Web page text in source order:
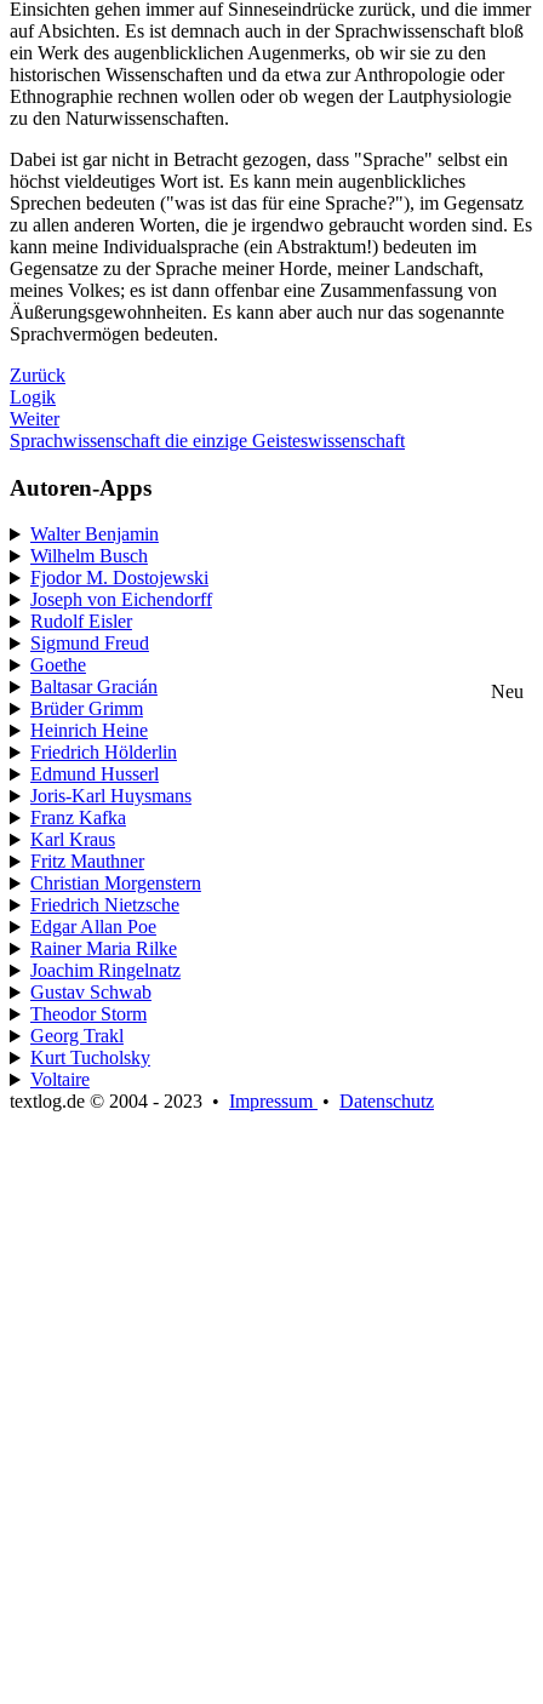
Einsichten gehen immer auf Sinneseindrücke zurück, und die immer
auf Absichten. Es ist demnach auch in der Sprachwissenschaft bloß
ein Werk des augenblicklichen Augenmerks, ob wir sie zu den
historischen Wissenschaften und da etwa zur Anthropologie oder
Ethnographie rechnen wollen oder ob wegen der Lautphysiologie
zu den Naturwissenschaften.
Dabei ist gar nicht in Betracht gezogen, dass "Sprache" selbst ein
höchst vieldeutiges Wort ist. Es kann mein augenblickliches
Sprechen bedeuten ("was ist das für eine Sprache?"), im Gegensatz
zu allen anderen Worten, die je irgendwo gebraucht worden sind. Es
kann meine Individualsprache (ein Abstraktum!) bedeuten im
Gegensatze zu der Sprache meiner Horde, meiner Landschaft,
meines Volkes; es ist dann offenbar eine Zusammenfassung von
Äußerungsgewohnheiten. Es kann aber auch nur das sogenannte
Sprachvermögen bedeuten.
Zurück
Logik
Weiter
Sprachwissenschaft die einzige Geisteswissenschaft
Autoren-Apps
Walter Benjamin
Wilhelm Busch
Fjodor M. Dostojewski
Joseph von Eichendorff
Rudolf Eisler
Sigmund Freud
Goethe
Baltasar Gracián
Neu
Brüder Grimm
Heinrich Heine
Friedrich Hölderlin
Edmund Husserl
Joris-Karl Huysmans
Franz Kafka
Karl Kraus
Fritz Mauthner
Christian Morgenstern
Friedrich Nietzsche
Edgar Allan Poe
Rainer Maria Rilke
Joachim Ringelnatz
Gustav Schwab
Theodor Storm
Georg Trakl
Kurt Tucholsky
Voltaire
textlog.de © 2004 - 2023 • Impressum • Datenschutz